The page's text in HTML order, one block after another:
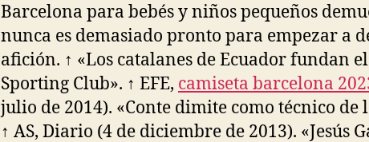
Barcelona para bebés y niños pequeños
nunca es demasiado pronto para empezar a
afición. ↑ «Los catalanes de Ecuador fundan
Sporting Club». ↑ EFE, camiseta barcelona
julio de 2014). «Conte dimite como técnico de
↑ AS, Diario (4 de diciembre de 2013). «Jesús